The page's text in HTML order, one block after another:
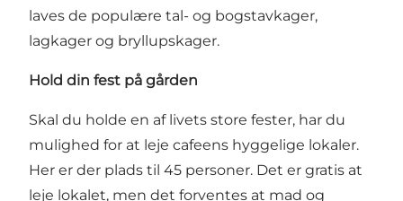
laves de populære tal- og bogstavkager,
lagkager og bryllupskager.
Hold din fest på gården
Skal du holde en af livets store fester, har du
mulighed for at leje cafeens hyggelige lokaler.
Her er der plads til 45 personer. Det er gratis at
leje lokalet, men det forventes at mad og